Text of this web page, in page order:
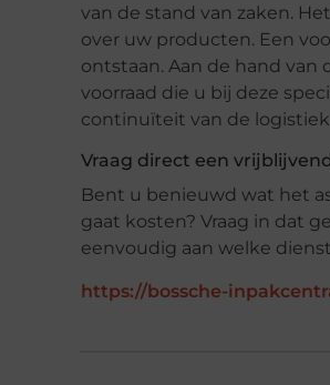
van de stand van zaken.
over uw producten. Een
ontstaan. Aan de hand
voorraad die u bij deze
continuïteit van de
Vraag direct een
Bent u benieuwd wat het
gaat kosten? Vraag in dat
eenvoudig aan welke
https://bossche-